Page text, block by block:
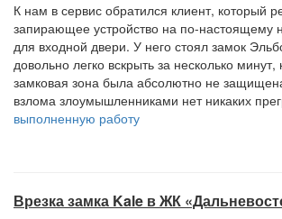
К нам в сервис обратился клиент, который
запирающее устройство на по-настоящему
для входной двери. У него стоял замок
довольно легко вскрыть за несколько минут,
замковая зона была абсолютно не
взлома злоумышленниками нет никаких
выполненную работу
Врезка замка Kale в ЖК